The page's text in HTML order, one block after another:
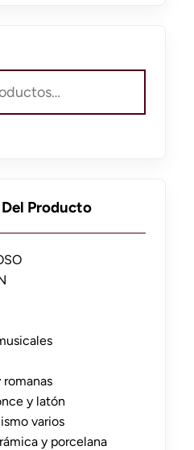
Producto
romanas
y latón
varios
y porcelana